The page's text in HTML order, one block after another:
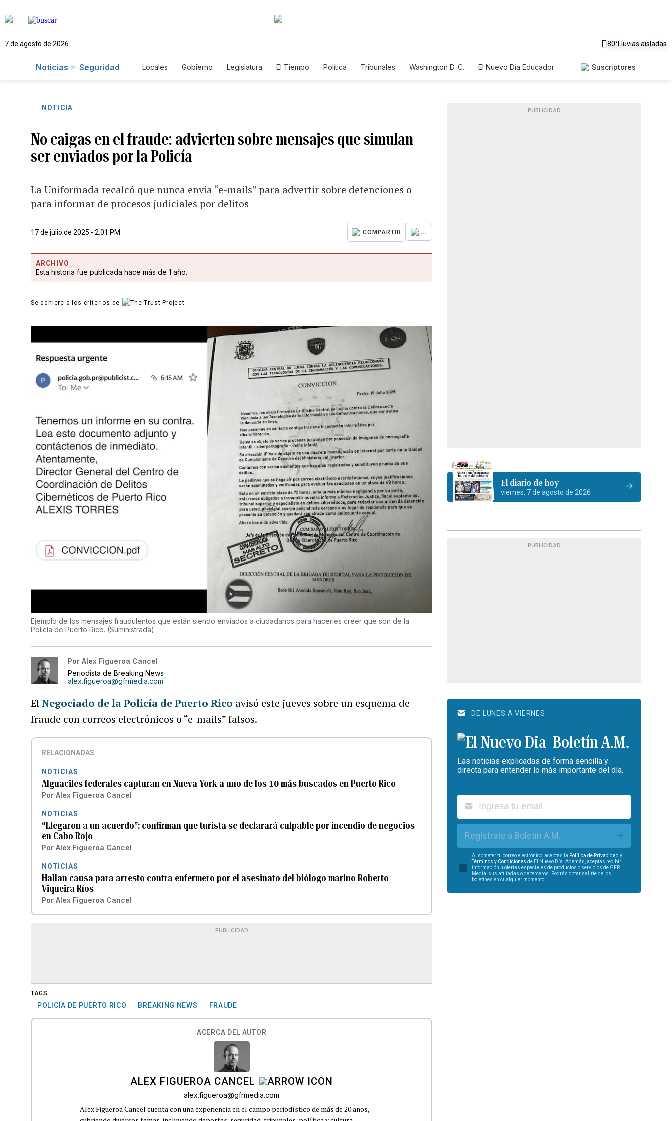
7 de agosto de 2026 80°Lluvias aisladas
Noticias Seguridad Locales Gobierno Legislatura El Tiempo Política Tribunales Washington D. C.
El Nuevo Día Educador
Suscriptores
NOTICIA
No caigas en el fraude: advierten sobre mensajes que simulan
ser enviados por la Policía
La Uniformada recalcó que nunca envía “e-mails” para advertir sobre detenciones o
para informar de procesos judiciales por delitos
17 de julio de 2025 - 2:01 PM COMPARTIR ...
ARCHIVO
Esta historia fue publicada hace más de 1 año.
Se adhiere a los criterios de
Ejemplo de los mensajes fraudulentos que están siendo enviados a ciudadanos para hacerles creer que son de la
Policía de Puerto Rico. (Suministrada)
Por Alex Figueroa Cancel
Periodista de Breaking News
alex.figueroa@gfrmedia.com
ElNegociado de la Policía de Puerto Rico avisó este jueves sobre un esquema de
fraude con correos electrónicos o “e-mails” falsos.
RELACIONADAS
NOTICIAS
Alguaciles federales capturan en Nueva York a uno de los 10 más buscados en Puerto Rico
Por Alex Figueroa Cancel
NOTICIAS
“Llegaron a un acuerdo”: confirman que turista se declarará culpable por incendio de negocios
en Cabo Rojo
Por Alex Figueroa Cancel
NOTICIAS
Hallan causa para arresto contra enfermero por el asesinato del biólogo marino Roberto
Viqueira Ríos
Por Alex Figueroa Cancel
PUBLICIDAD
TAGS
POLICÍA DE PUERTO RICO BREAKING NEWS FRAUDE
ACERCA DEL AUTOR
ALEX FIGUEROA CANCEL
alex.figueroa@gfrmedia.com
Alex Figueroa Cancel cuenta con una experiencia en el campo periodístico de más de 20 años,
PUBLICIDAD
El diario de hoy
viernes, 7 de agosto de 2026
PUBLICIDAD
DE LUNES A VIERNES
Boletín A.M.
Las noticias explicadas de forma sencilla y
directa para entender lo más importante del día.
Regístrate a Boletín A.M.
Al someter tu correo electrónico, aceptas la Política de Privacidad y
Términos y Condiciones de El Nuevo Día. Además, aceptas recibir
información u ofertas especiales de productos o servicios de GFR
Media, sus afiliadas o de terceros. Podrás optar salirte de los
boletines en cualquier momento.